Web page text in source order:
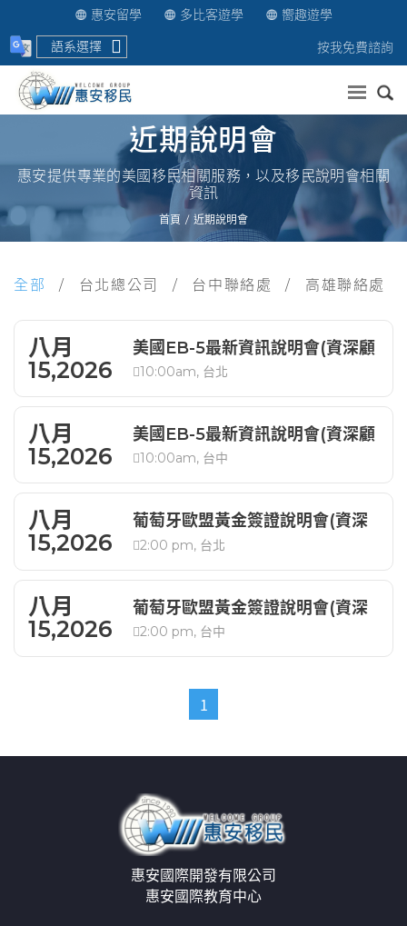
惠安留學 多比客遊學
嚮趣遊學
語系選擇
按我免費諮詢
送出
近期說明會
惠安提供專業的美國移民相關服務，以及移民說明會相關
資訊
首頁 近期說明會
全部 台北總公司 台中聯絡處 高雄聯絡處
八月
15,2026
美國EB-5最新資訊說明會(資深顧
問解析)
10:00am, 台北
八月
15,2026
美國EB-5最新資訊說明會(資深顧
問解析)
10:00am, 台中
八月
15,2026
葡萄牙歐盟黃金簽證說明會(資深
顧問解析)
2:00 pm, 台北
八月
15,2026
葡萄牙歐盟黃金簽證說明會(資深
顧問解析)
2:00 pm, 台中
1
惠安國際開發有限公司
惠安國際教育中心